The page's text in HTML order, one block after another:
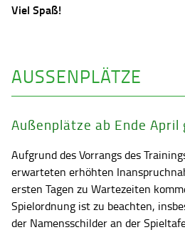
Viel Spaß!
AUSSENPLÄTZE
Außenplätze ab Ende
Aufgrund des Vorrangs des
erwarteten erhöhten
ersten Tagen zu Wartezeiten
Spielordnung ist zu beachten,
der Namensschilder an der